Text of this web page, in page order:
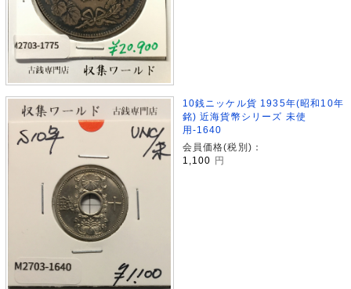
10銭ニッケル貨 1935年(昭和10年
銘) 近海貨幣シリーズ 未使
用-1640
会員価格(税別)：
1,100 円